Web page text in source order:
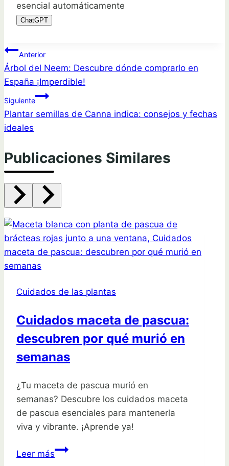
esencial automáticamente
ChatGPT
Navegación
de
entradas
Anterior
Árbol del Neem: Descubre dónde comprarlo en
España ¡Imperdible!
Siguiente
Plantar semillas de Canna indica: consejos y fechas
ideales
Publicaciones Similares
Cuidados de las plantas
Cuidados maceta de pascua:
descubren por qué murió en
semanas
¿Tu maceta de pascua murió en
semanas? Descubre los cuidados maceta
de pascua esenciales para mantenerla
viva y vibrante. ¡Aprende ya!
Leer másCuidados